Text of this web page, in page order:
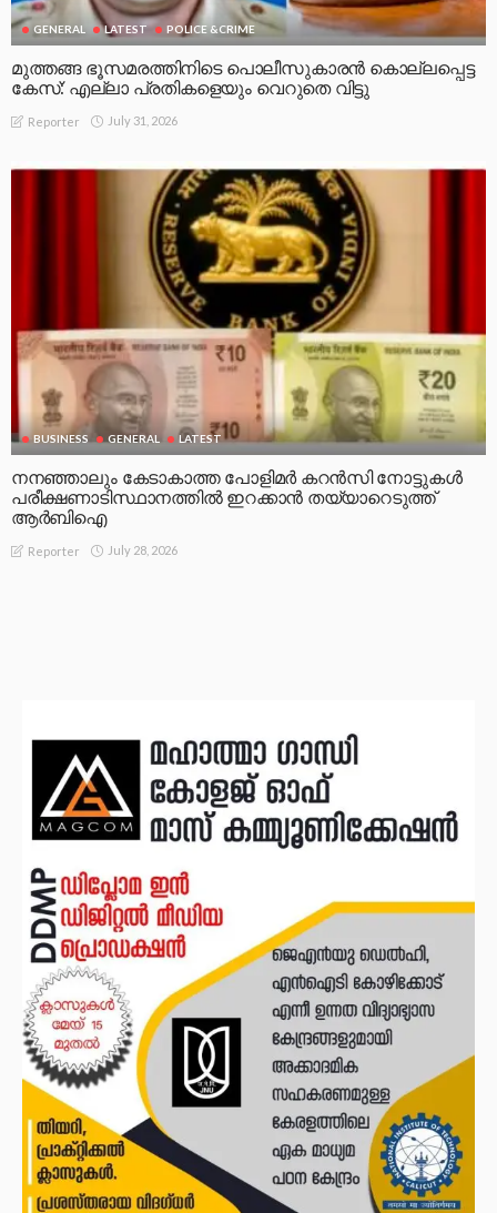
GENERAL LATEST POLICE &CRIME
മുത്തങ്ങ ഭൂസമരത്തിനിടെ പൊലീസുകാരൻ കൊല്ലപ്പെട്ട
കേസ്: എല്ലാ പ്രതികളെയും വെറുതെ വിട്ടു
Reporter July 31, 2026
BUSINESS GENERAL LATEST
നനഞ്ഞാലും കേടാകാത്ത പോളിമർ കറൻസി നോട്ടുകൾ
പരീക്ഷണാടിസ്ഥാനത്തിൽ ഇറക്കാൻ തയ്യാറെടുത്ത്
ആർബിഐ
Reporter July 28, 2026